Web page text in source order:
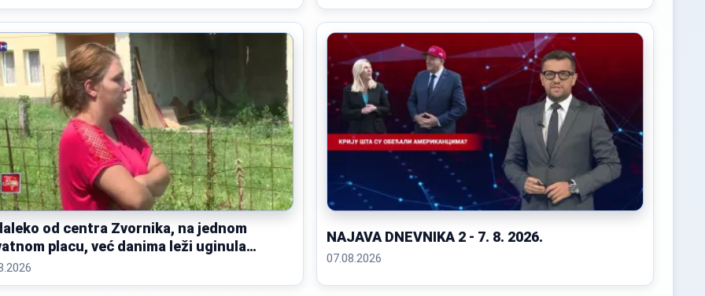
od centra Zvornika, na jednom
placu, već danima leži uginula
NAJAVA DNEVNIKA 2 - 7. 8. 2026.
07.08.2026